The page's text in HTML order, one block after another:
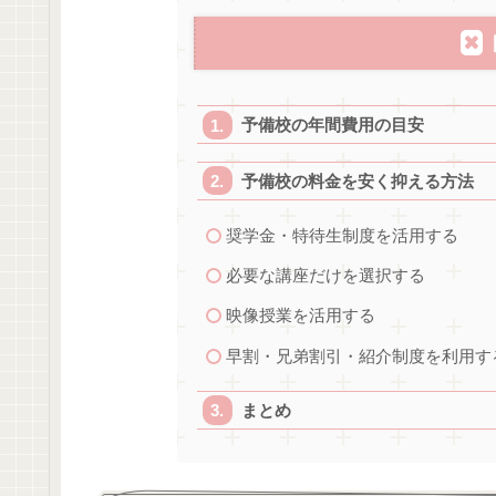
予備校の年間費用の目安
予備校の料金を安く抑える方法
奨学金・特待生制度を活用する
必要な講座だけを選択する
映像授業を活用する
早割・兄弟割引・紹介制度を利用す
まとめ